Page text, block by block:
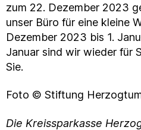
zum 22. Dezember 2023
unser Büro für eine kleine
Dezember 2023 bis 1.
Januar sind wir wieder für
Sie.
Foto © Stiftung
Die Kreissparkasse